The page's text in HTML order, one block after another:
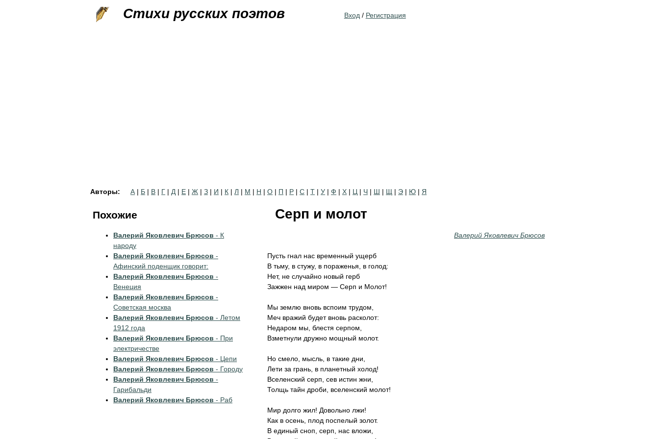
Стихи русских поэтов Вход / Регистрация
Авторы: А | Б | В | Г | Д | Е | Ж | З | И | К | Л | М | Н | О | П | Р | С | Т | У | Ф | Х | Ц | Ч | Ш | Щ | Э | Ю | Я
Серп и молот
Валерий Яковлевич Брюсов
Пусть гнал нас временный ущерб
В тьму, в стужу, в пораженья, в голод:
Нет, не случайно новый герб
Зажжен над миром — Серп и Молот!
Мы землю вновь вспоим трудом,
Меч вражий будет вновь расколот:
Недаром мы, блестя серпом,
Взметнули дружно мощный молот.
Но смело, мысль, в такие дни,
Лети за грань, в планетный холод!
Вселенский серп, сев истин жни,
Толщь тайн дроби, вселенский молот!
Мир долго жил! Довольно лжи!
Как в осень, плод поспелый золот.
В единый сноп, серп, нас вложи,
Похожие
Валерий Яковлевич Брюсов - К
народу
Валерий Яковлевич Брюсов -
Афинский поденщик говорит:
Валерий Яковлевич Брюсов -
Венеция
Валерий Яковлевич Брюсов -
Советская москва
Валерий Яковлевич Брюсов - Летом
1912 года
Валерий Яковлевич Брюсов - При
электричестве
Валерий Яковлевич Брюсов - Цепи
Валерий Яковлевич Брюсов - Городу
Валерий Яковлевич Брюсов -
Гарибальди
Валерий Яковлевич Брюсов - Раб